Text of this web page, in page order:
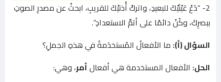
2- “دَعْ عَيْنَيْكَ للبعيدِ، واتركْ أُذنيْكَ للقريبِ، ابحثْ عن مصدرِ الصوتِ
ببصرِكَ، وكُنْ دائمًا على أتمِّ الاستعدادِ”.
السؤال (أ): ما الأفعالُ المُستخدَمةُ في هذهِ الجملِ؟
الحل: الأفعال المستخدمة هي أفعالأمر، وهي: